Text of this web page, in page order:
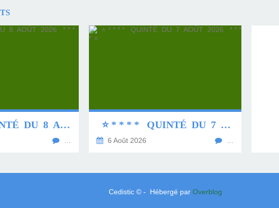
⭐ * * * * QUINTÉ DU 8 AOÛT 2026 * * * * ⭐ ⭐ * * * * QUINTÉ DU 7 AOÛT 2026 * * * * ⭐
6 Août 2026
Cedistic © - Hébergé par Overblog